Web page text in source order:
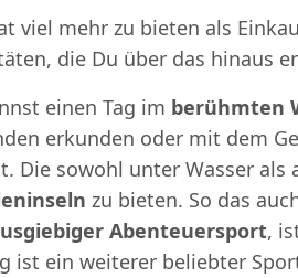
viel mehr zu bieten als
die Du über das hinaus
einen Tag im berühmten
erkunden oder mit dem
Die sowohl unter Wasser als
zu bieten. So das
Abenteuersport,
ist ein weiterer beliebter